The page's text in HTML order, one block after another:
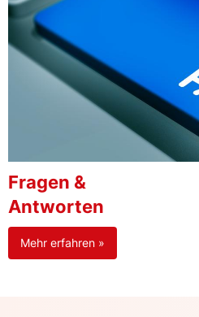
Fragen &
Antworten
Mehr erfahren »